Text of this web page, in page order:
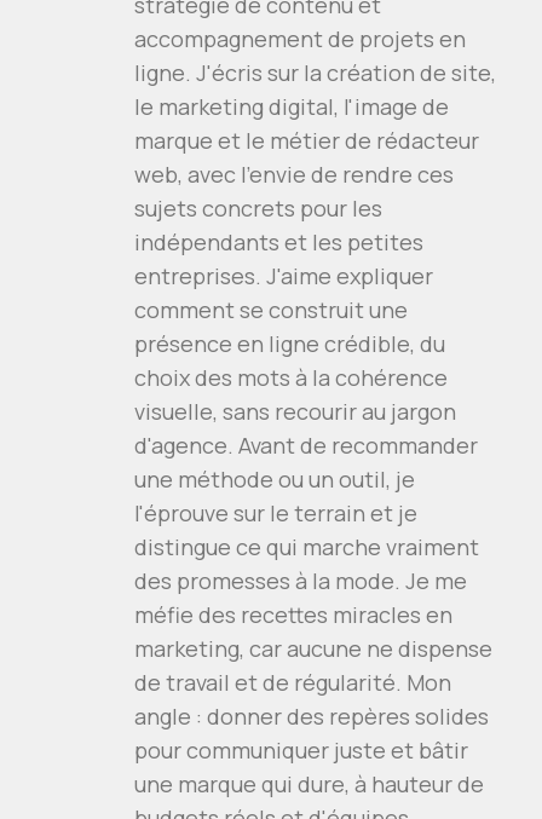
accompagnement de projets en
ligne. J'écris sur la création de site,
le marketing digital, l'image de
marque et le métier de rédacteur
web, avec l'envie de rendre ces
sujets concrets pour les
indépendants et les petites
entreprises. J'aime expliquer
comment se construit une
présence en ligne crédible, du
choix des mots à la cohérence
visuelle, sans recourir au jargon
d'agence. Avant de recommander
une méthode ou un outil, je
l'éprouve sur le terrain et je
distingue ce qui marche vraiment
des promesses à la mode. Je me
méfie des recettes miracles en
marketing, car aucune ne dispense
de travail et de régularité. Mon
angle : donner des repères solides
pour communiquer juste et bâtir
une marque qui dure, à hauteur de